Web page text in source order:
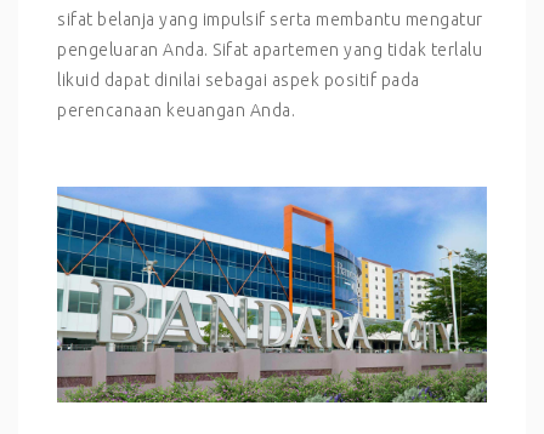
sifat belanja yang impulsif serta membantu mengatur
pengeluaran Anda. Sifat apartemen yang tidak terlalu
likuid dapat dinilai sebagai aspek positif pada
perencanaan keuangan Anda.